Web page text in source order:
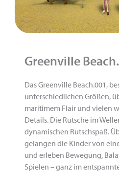
Greenville
Das Greenville Beach.001,
unterschiedlichen Größen,
maritimem Flair und vielen
Details. Die Rutsche im
dynamischen Rutschspaß.
gelangen die Kinder von
und erleben Bewegung,
Spielen – ganz im